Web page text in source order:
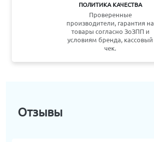
ПОЛИТИКА КАЧЕСТВА
Проверенные
производители, гарантия на
товары согласно ЗоЗПП и
условиям бренда, кассовый
чек.
Отзывы